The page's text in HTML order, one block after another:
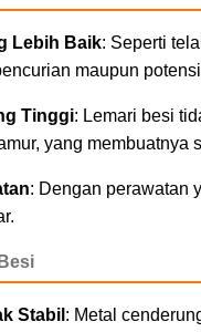
Lebih Baik: Seperti
maupun
Tinggi: Lemari besi
yang
: Dengan perawatan
Stabil : Metal